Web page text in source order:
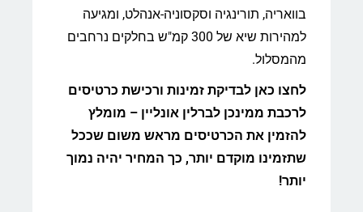
בוואריה, תורינגיה וסקסוניה-אנהלט, ומגיעה
למהירות שיא של 300 קמ"ש בחלקים נרחבים
מהמסלול.
לחצו כאן לבדיקת זמינות ורכישת כרטיסים
לרכבת ממינכן לברלין אונליין – מומלץ
להזמין את הכרטיסים מראש משום שככל
שתזמינו מוקדם יותר, כך המחיר יהיה נמוך
יותר!